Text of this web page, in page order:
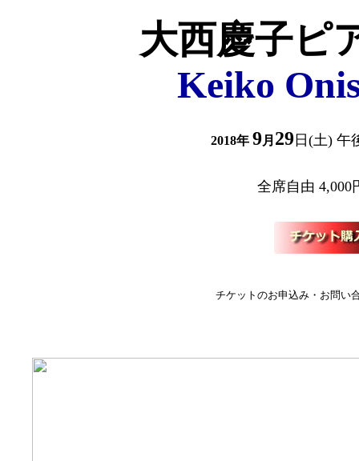
大西慶子ピ
Keiko
2018年 9月 29 日(土) 午
全席自由
チケットのお申込み・お問い